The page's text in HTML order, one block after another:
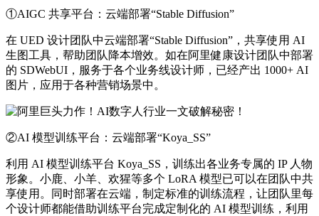
①AIGC 共享平台：云端部署“Stable Diffusion”
在 UED 设计团队中云端部署“Stable Diffusion”，共享使用 AI
生图工具，帮助团队降本增效。如在阿里健康设计团队中部署
的 SDWebUI，服务于各个业务线设计师，已经产出 1000+ AI
图片，应用于各种营销场景中。
②AI 模型训练平台：云端部署“Koya_SS”
利用 AI 模型训练平台 Koya_SS，训练出各业务专属的 IP 人物
形象。小鹿、小羊、欢猩等多个 LoRA 模型已可以在团队中共
享使用。同时部署在云端，制定标准的训练流程，让团队里每
个设计师都能借助训练平台完成定制化的 AI 模型训练，利用